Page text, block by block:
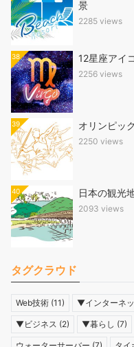
景
2285 views
38 12星座アイ
2256 views
39 オリンピッ
2250 views
40 日本の観光
2093 views
タグクラウド
Web技術 (11) ▼インターネッ
▼ビジネス (2) ▼暮らし (7)